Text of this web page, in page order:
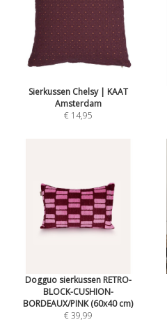
Sierkussen Chelsy | KAAT
Amsterdam
€ 14,95
Dogguo sierkussen RETRO-
BLOCK-CUSHION-
BORDEAUX/PINK (60x40 cm)
€ 39,99